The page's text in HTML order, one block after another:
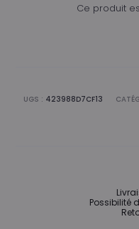
Ce produit
UGS : 423988D7CF13
Possibilité